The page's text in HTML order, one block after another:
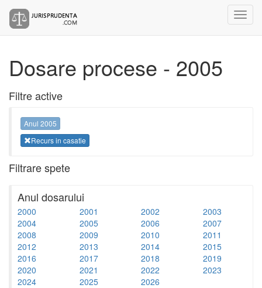
Dosare procese - 2005
Filtre active
Anul 2005
Recurs in casatie
Filtrare spete
Anul dosarului
2000 2001 2002
2003
2004
2005 2006
2007
2008
2009 2010
2011
2012
2013 2014
2015
2016
2017 2018
2019
2020
2021 2022
2023
2024
2025 2026